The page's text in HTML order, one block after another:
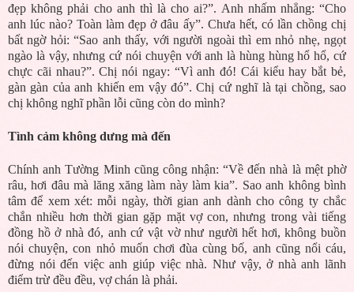
đẹp không phải cho anh thì là cho ai?”. Anh nhấm nhẳng: “Cho
anh lúc nào? Toàn làm đẹp ở đâu ấy”. Chưa hết, có lần chồng chị
bất ngờ hỏi: “Sao anh thấy, với người ngoài thì em nhỏ nhẹ, ngọt
ngào là vậy, nhưng cứ nói chuyện với anh là hùng hùng hổ hổ, cứ
chực cãi nhau?”. Chị nói ngay: “Vì anh đó! Cái kiểu hay bắt bẻ,
gàn gàn của anh khiến em vậy đó”. Chị cứ nghĩ là tại chồng, sao
chị không nghĩ phần lỗi cũng còn do mình?
Tình cảm không dưng mà đến
Chính anh Tường Minh cũng công nhận: “Về đến nhà là mệt phờ
râu, hơi đâu mà lăng xăng làm này làm kia”. Sao anh không bình
tâm để xem xét: mỗi ngày, thời gian anh dành cho công ty chắc
chắn nhiều hơn thời gian gặp mặt vợ con, nhưng trong vài tiếng
đồng hồ ở nhà đó, anh cứ vật vờ như người hết hơi, không buồn
nói chuyện, con nhỏ muốn chơi đùa cùng bố, anh cũng nổi cáu,
đừng nói đến việc anh giúp việc nhà. Như vậy, ở nhà anh lãnh
điểm trừ đều đều, vợ chán là phải.